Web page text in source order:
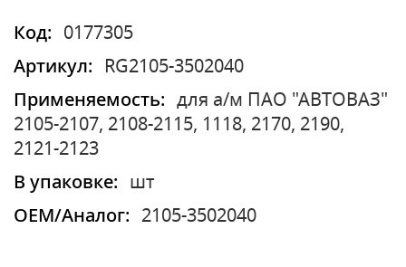
Код:
0177305
Артикул:
RG2105-3502040
Применяемость:
для а/м ПАО "АВТОВАЗ"
2105-2107, 2108-2115, 1118, 2170, 2190,
2121-2123
В упаковке:
шт
OEM/Аналог:
2105-3502040